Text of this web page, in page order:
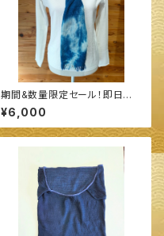
期間&数量限定セール！即日発
送！！◆今治産 タオル地 ストー
ル◆ ～100%オーガニックすく
も使用 醗酵建て伊勢藍染～
¥6,000